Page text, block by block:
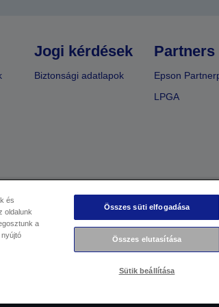
Jogi kérdések
Biztonsági adatlapok
Partners
Epson
LPGA
nyilatkozat EU Data Act Compliance
Az Epson elkötelezettsége az
és
oldalunk
a
Összes süti elfogadása
Összes elutasítása
Sütik beállítása